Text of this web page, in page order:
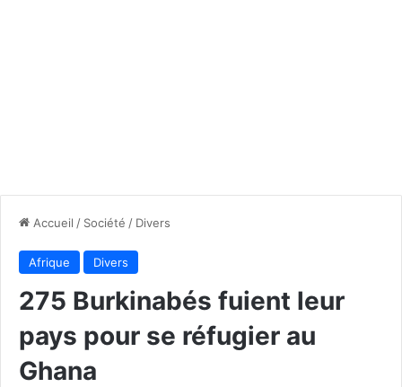
Accueil / Société / Divers
Afrique Divers
275 Burkinabés fuient leur
pays pour se réfugier au
Ghana